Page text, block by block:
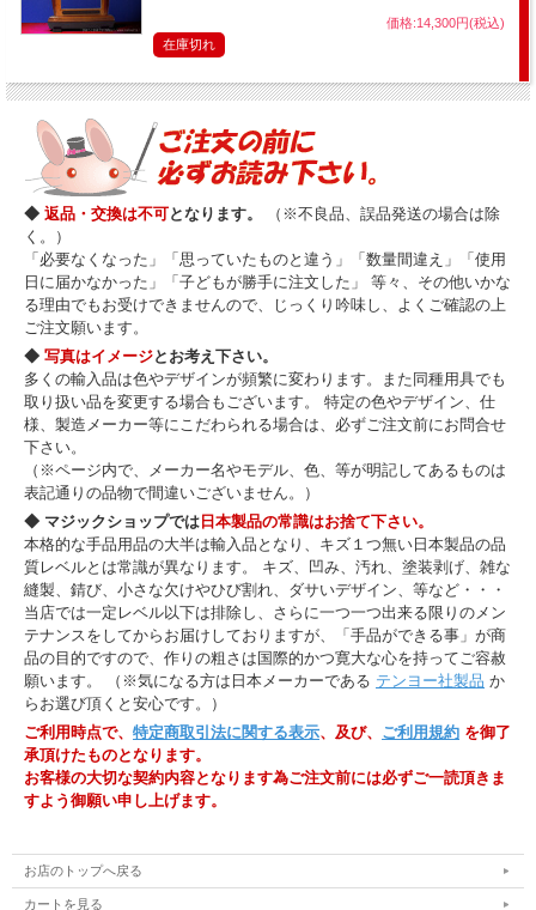
価格:14,300円(税込)
在庫切れ
◆ 返品・交換は不可となります。
（※不良品、誤品発送の場合は除
く。）
「必要なくなった」「思っていたものと違う」「数量間違え」「使用
日に届かなかった」「子どもが勝手に注文した」 等々、その他いかな
る理由でもお受けできませんので、じっくり吟味し、よくご確認の上
ご注文願います。
◆ 写真はイメージとお考え下さい。
多くの輸入品は色やデザインが頻繁に変わります。また同種用具でも
取り扱い品を変更する場合もございます。 特定の色やデザイン、仕
様、製造メーカー等にこだわられる場合は、必ずご注文前にお問合せ
下さい。
（※ページ内で、メーカー名やモデル、色、等が明記してあるものは
表記通りの品物で間違いございません。）
◆ マジックショップでは 日本製品の常識はお捨て下さい。
本格的な手品用品の大半は輸入品となり、キズ１つ無い日本製品の品
質レベルとは常識が異なります。 キズ、凹み、汚れ、塗装剥げ、雑な
縫製、錆び、小さな欠けやひび割れ、ダサいデザイン、等など・・・
当店では一定レベル以下は排除し、さらに一つ一つ出来る限りのメン
テナンスをしてからお届けしておりますが、「手品ができる事」が商
品の目的ですので、作りの粗さは国際的かつ寛大な心を持ってご容赦
願います。 （※気になる方は日本メーカーである テンヨー社製品 か
らお選び頂くと安心です。）
ご利用時点で、 特定商取引法に関する表示、及び、 ご利用規約 を御了
承頂けたものとなります。
お客様の大切な契約内容となります為ご注文前には必ずご一読頂きま
すよう御願い申し上げます。
お店のトップへ戻る
カートを見る